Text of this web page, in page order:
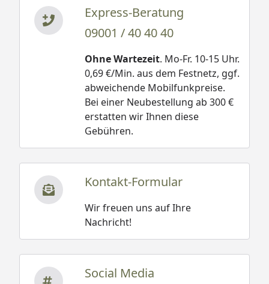
Express-Beratung
09001 / 40 40 40
Ohne Wartezeit. Mo-Fr. 10-15 Uhr.
0,69 €/Min. aus dem Festnetz, ggf.
abweichende Mobilfunkpreise.
Bei einer Neubestellung ab 300 €
erstatten wir Ihnen diese
Gebühren.
Kontakt-Formular
Wir freuen uns auf Ihre
Nachricht!
Social Media